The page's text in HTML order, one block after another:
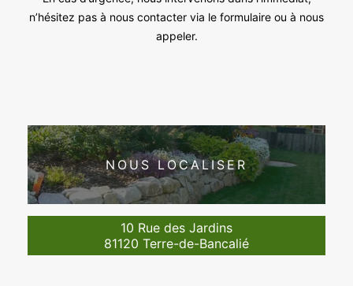
n’hésitez pas à nous contacter via le formulaire ou à nous
appeler.
NOUS LOCALISER
10 Rue des Jardins
81120 Terre-de-Bancalié